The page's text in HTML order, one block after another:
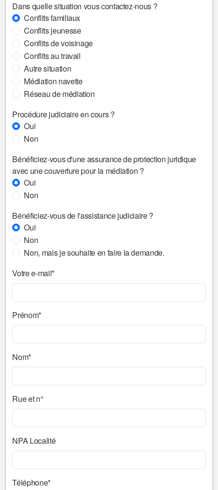
Dans quelle situation vous contactez-nous ?
Conflits familiaux
Conflits jeunesse
Conflits de voisinage
Conflits au travail
Autre situation
Médiation navette
Réseau de médiation
Procédure judiciaire en cours ?
Oui
Non
Bénéficiez-vous d'une assurance de protection juridique
avec une couverture pour la médiation ?
Oui
Non
Bénéficiez-vous de l'assistance judiciaire ?
Oui
Non
Non, mais je souhaite en faire la demande.
Votre e-mail*
Prénom*
Nom*
Rue et n°
NPA Localité
Téléphone*